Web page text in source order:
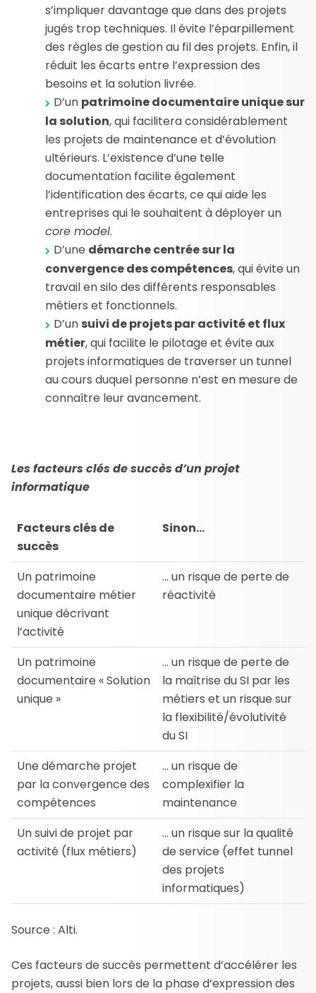
s’impliquer davantage que dans des projets
jugés trop techniques. Il évite l’éparpillement
des règles de gestion au fil des projets. Enfin, il
réduit les écarts entre l’expression des
besoins et la solution livrée.
D’un patrimoine documentaire unique sur
la solution, qui facilitera considérablement
les projets de maintenance et d’évolution
ultérieurs. L’existence d’une telle
documentation facilite également
l’identification des écarts, ce qui aide les
entreprises qui le souhaitent à déployer un
core model.
D’une démarche centrée sur la
convergence des compétences, qui évite un
travail en silo des différents responsables
métiers et fonctionnels.
D’un suivi de projets par activité et flux
métier, qui facilite le pilotage et évite aux
projets informatiques de traverser un tunnel
au cours duquel personne n’est en mesure de
connaître leur avancement.
Les facteurs clés de succès d’un projet
informatique
Facteurs clés de
succès
Sinon…
Un patrimoine
documentaire métier
unique décrivant
l’activité
… un risque de perte de
réactivité
Un patrimoine
documentaire « Solution
unique »
… un risque de perte de
la maîtrise du SI par les
métiers et un risque sur
la flexibilité/évolutivité
du SI
Une démarche projet
par la convergence des
compétences
… un risque de
complexifier la
maintenance
Un suivi de projet par
activité (flux métiers)
… un risque sur la qualité
de service (effet tunnel
des projets
informatiques)
Source : Alti.
Ces facteurs de succès permettent d’accélérer les
projets, aussi bien lors de la phase d’expression des